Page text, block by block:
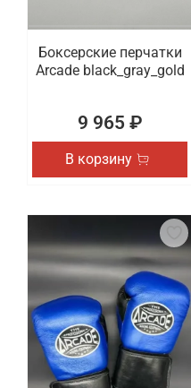
Боксерские перчатки
Arcade black_gray_gold
9 965 ₽
В корзину